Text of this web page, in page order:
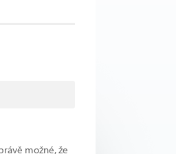
možné, že